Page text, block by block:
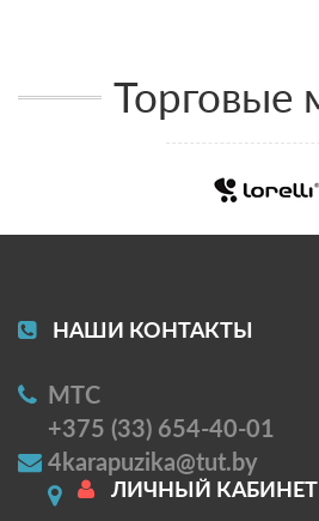
Торговые
НАШИ КОНТАКТЫ
МТС
+375 (33) 654-40-01
4karapuzika@tut.by
ЛИЧНЫЙ КАБИНЕТ